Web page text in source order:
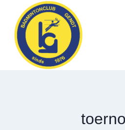
Doorgaan
inhoud